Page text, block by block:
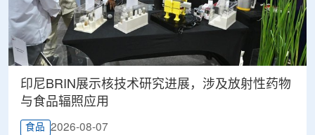
印尼BRIN展示核技术研究进展，涉及放射性药物
与食品辐照应用
食品 2026-08-07